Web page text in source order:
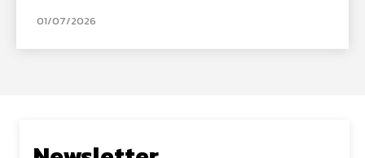
01/07/2026